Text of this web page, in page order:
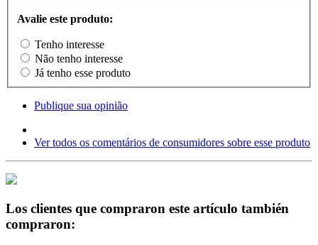
Avalie este produto:
Tenho interesse
Não tenho interesse
Já tenho esse produto
Publique sua opinião
Ver todos os comentários de consumidores sobre esse produto
Los clientes que compraron este artículo también
compraron: